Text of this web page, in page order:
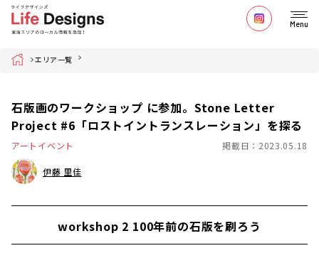
Menu
Home エリア一覧
石版画のワークショップ に参加。Stone Letter
Project #6「ロストイントランスレーション」を探る
アートイベント 掲載日：2023.05.18
伊藤 里佳
workshop 2 100年前の石版を刷ろう